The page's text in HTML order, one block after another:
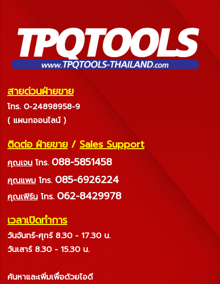
สายด่วนฝ่ายขาย
โทร. 0-24898958-9
( แผนกออนไลน์ )
ติดต่อ ฝ่ายขาย / Sales Support
คุณเจน โทร. 088-5851458
คุณแพม โทร. 085-6926224
คุณเฟิร์น โทร. 062-8429978
เวลาเปิดทำการ
วันจันทร์-ศุกร์ 8.30 - 17.30 น.
วันเสาร์ 8.30 - 15.30 น.
ค้นหาและเพิ่มเพื่อด้วยไอดี